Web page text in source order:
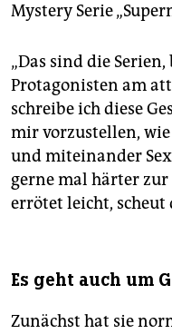
Mystery Serie
„Das sind die
Protagonisten am
schreibe ich diese
mir vorzustellen,
und miteinander
gerne mal härter zur
errötet leicht,
Es geht auch um
Zunächst hat sie